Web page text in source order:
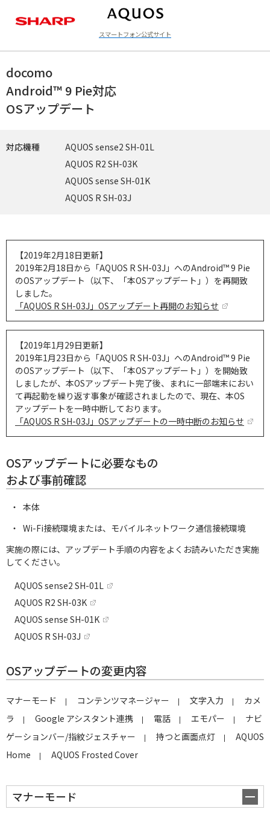
スマートフォン公式サイト
ラインアップ
docomo
Android™ 9 Pie対応
OSアップデート
対応機種
AQUOS sense2 SH-01L
AQUOS R2 SH-03K
AQUOS sense SH-01K
AQUOS R SH-03J
【2019年2月18日更新】
2019年2月18日から「AQUOS R SH-03J」へのAndroid™ 9 Pie
のOSアップデート（以下、「本OSアップデート」）を再開致
しました。
「AQUOS R SH-03J」OSアップデート再開のお知らせ
【2019年1月29日更新】
2019年1月23日から「AQUOS R SH-03J」へのAndroid™ 9 Pie
のOSアップデート（以下、「本OSアップデート」）を開始致
しましたが、本OSアップデート完了後、まれに一部端末におい
て再起動を繰り返す事象が確認されましたので、現在、本OS
アップデートを一時中断しております。
「AQUOS R SH-03J」OSアップデートの一時中断のお知らせ
OSアップデートに必要なもの
および事前確認
本体
Wi-Fi接続環境または、モバイルネットワーク通信接続環境
実施の際には、アップデート手順の内容をよくお読みいただき実施
してください。
AQUOS sense2 SH-01L
AQUOS R2 SH-03K
AQUOS sense SH-01K
AQUOS R SH-03J
OSアップデートの変更内容
マナーモード コンテンツマネージャー 文字入力
カメ
ラ
Google アシスタント連携 電話 エモパー
ナビ
ゲーションバー/指紋ジェスチャー
持つと画面点灯
AQUOS
Home
AQUOS Frosted Cover
マナーモード